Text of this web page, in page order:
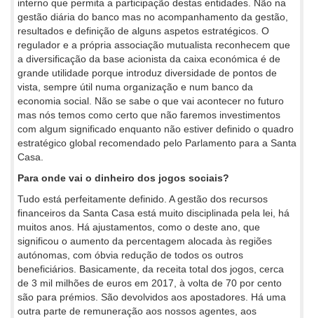
interno que permita a participação destas entidades. Não na
gestão diária do banco mas no acompanhamento da gestão,
resultados e definição de alguns aspetos estratégicos. O
regulador e a própria associação mutualista reconhecem que
a diversificação da base acionista da caixa económica é de
grande utilidade porque introduz diversidade de pontos de
vista, sempre útil numa organização e num banco da
economia social. Não se sabe o que vai acontecer no futuro
mas nós temos como certo que não faremos investimentos
com algum significado enquanto não estiver definido o quadro
estratégico global recomendado pelo Parlamento para a Santa
Casa.
Para onde vai o dinheiro dos jogos sociais?
Tudo está perfeitamente definido. A gestão dos recursos
financeiros da Santa Casa está muito disciplinada pela lei, há
muitos anos. Há ajustamentos, como o deste ano, que
significou o aumento da percentagem alocada às regiões
autónomas, com óbvia redução de todos os outros
beneficiários. Basicamente, da receita total dos jogos, cerca
de 3 mil milhões de euros em 2017, à volta de 70 por cento
são para prémios. São devolvidos aos apostadores. Há uma
outra parte de remuneração aos nossos agentes, aos